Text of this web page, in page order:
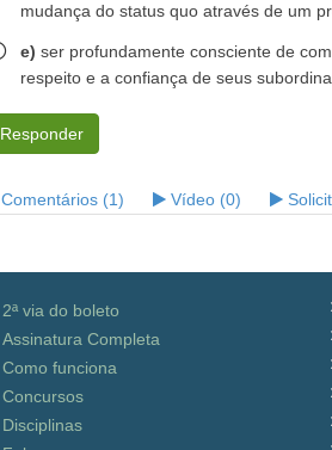
mudança do status quo através de um
e) ser profundamente consciente de
respeito e a confiança de seus
Responder
Comentários (1) Vídeo (0)
2ª via do boleto
Assinatura Completa
Como funciona
Concursos
Disciplinas